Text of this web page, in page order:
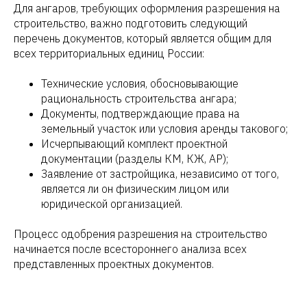
Для ангаров, требующих оформления разрешения на
строительство, важно подготовить следующий
перечень документов, который является общим для
всех территориальных единиц России:
Технические условия, обосновывающие
рациональность строительства ангара;
Документы, подтверждающие права на
земельный участок или условия аренды такового;
Исчерпывающий комплект проектной
документации (разделы КМ, КЖ, АР);
Заявление от застройщика, независимо от того,
является ли он физическим лицом или
юридической организацией.
Процесс одобрения разрешения на строительство
начинается после всестороннего анализа всех
представленных проектных документов.